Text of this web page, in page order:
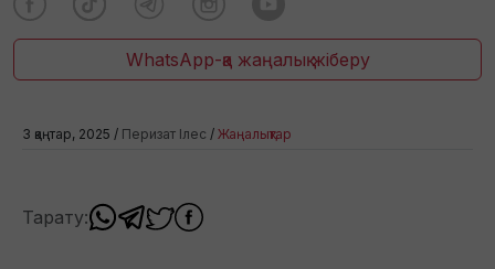
WhatsApp-қа жаңалық жіберу
3 қаңтар, 2025 / Перизат Ілес / Жаңалықтар
Тарату: